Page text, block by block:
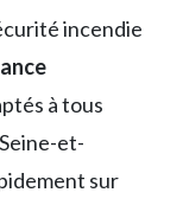
incendie
à tous
et-
sur